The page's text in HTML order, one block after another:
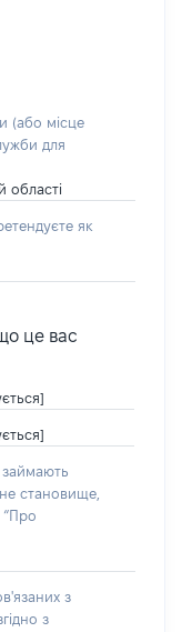
(або місце
для
області
як
це вас
становище,
“Про
з
з